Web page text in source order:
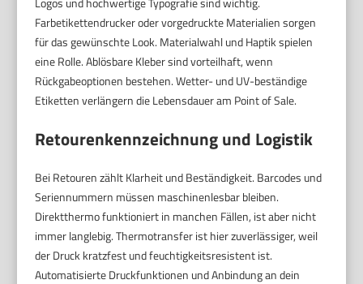
Farbetikettendrucker oder vorgedruckte Materialien sorgen
für das gewünschte Look. Materialwahl und Haptik spielen
eine Rolle. Ablösbare Kleber sind vorteilhaft, wenn
Rückgabeoptionen bestehen. Wetter- und UV-beständige
Etiketten verlängern die Lebensdauer am Point of Sale.
Retourenkennzeichnung und Logistik
Bei Retouren zählt Klarheit und Beständigkeit. Barcodes und
Seriennummern müssen maschinenlesbar bleiben.
Direktthermo funktioniert in manchen Fällen, ist aber nicht
immer langlebig. Thermotransfer ist hier zuverlässiger, weil
der Druck kratzfest und feuchtigkeitsresistent ist.
Automatisierte Druckfunktionen und Anbindung an dein